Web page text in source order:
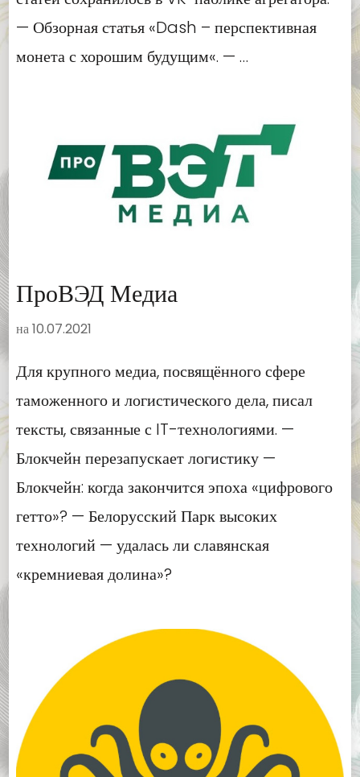
— Обзорная статья «Dash – перспективная
монета с хорошим будущим«. — …
ПроВЭД Медиа
на10.07.2021
Для крупного медиа, посвящённого сфере
таможенного и логистического дела, писал
тексты, связанные с IT-технологиями. —
Блокчейн перезапускает логистику —
Блокчейн: когда закончится эпоха «цифрового
гетто»? — Белорусский Парк высоких
технологий — удалась ли славянская
«кремниевая долина»?